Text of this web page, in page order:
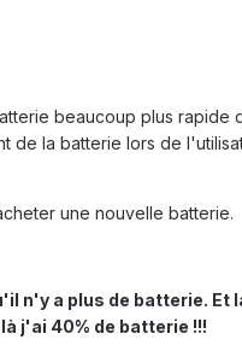
beaucoup plus rapide
de la batterie lors de
une nouvelle batterie.
n'y a plus de batterie. Et
j'ai 40% de batterie !!!